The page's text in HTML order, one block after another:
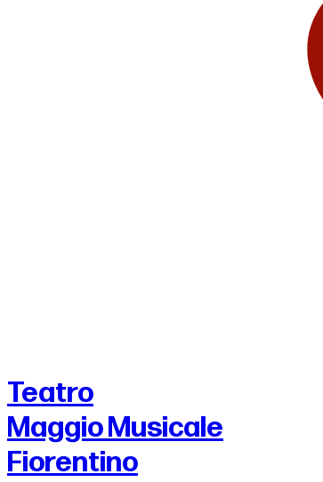
Teatro
Maggio Musicale
Fiorentino